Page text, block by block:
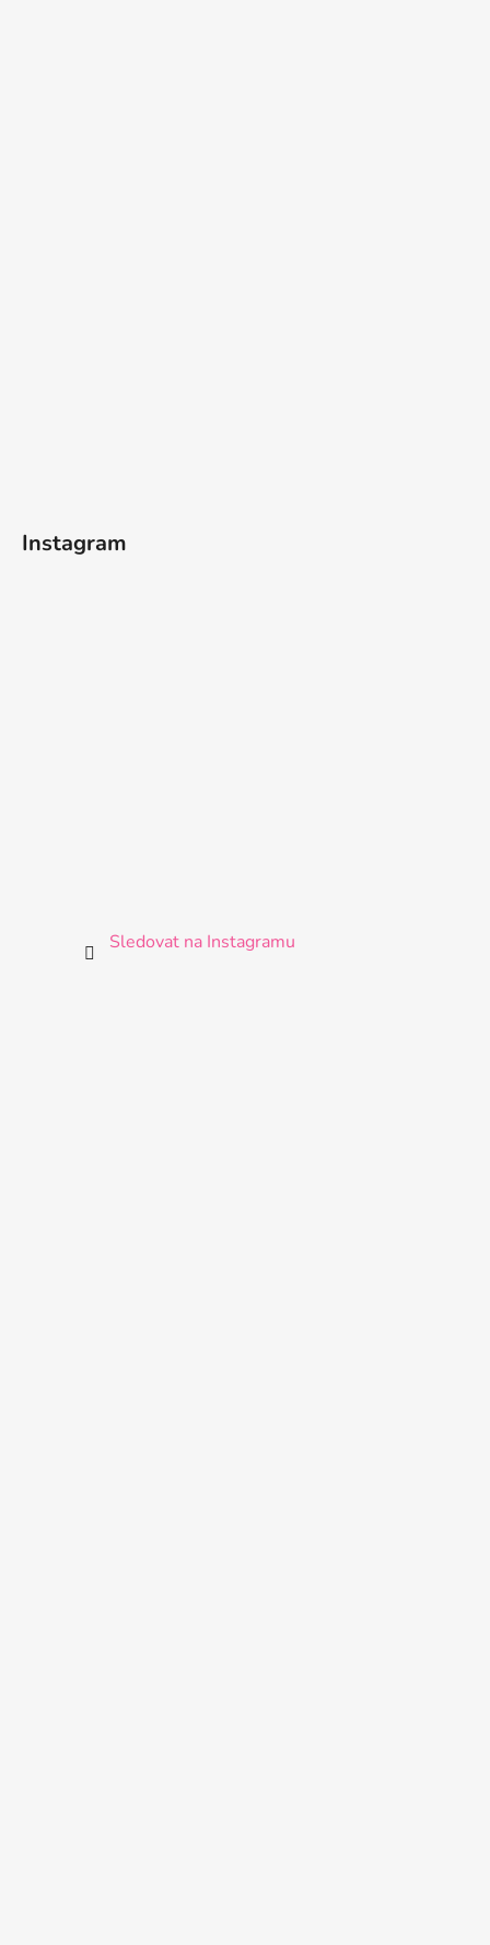
Instagram
Sledovat na Instagramu